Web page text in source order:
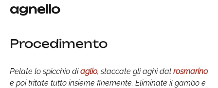
agnello
Procedimento
Pelate lo spicchio diaglio, staccate gli aghi dal rosmarino
e poi tritate tutto insieme finemente. Eliminate il gambo e